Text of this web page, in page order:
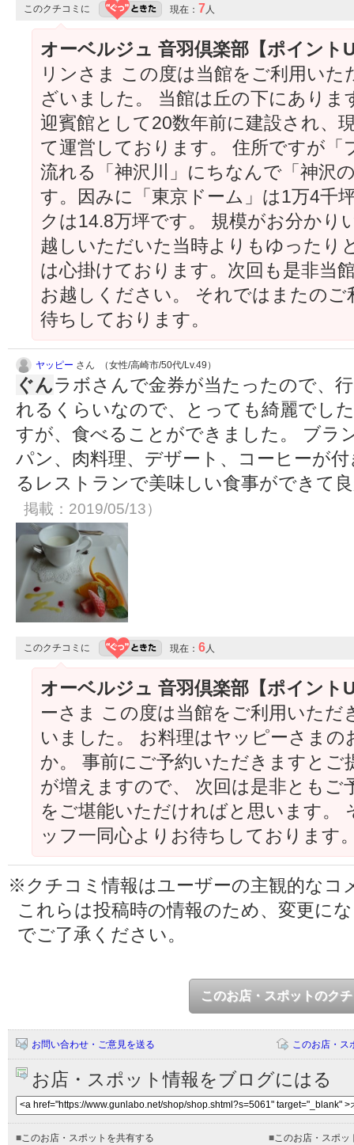
このクチコミに 現在： 7人
オーベルジュ 音羽倶楽部【ポイント
リンさま この度は当館をご利用い
ざいました。 当館は丘の下にありま
迎賓館として20数年前に建設され、
て運営しております。 住所ですが「
流れる「神沢川」にちなんで「神沢
す。因みに「東京ドーム」は1万4千
クは14.8万坪です。 規模がお分かり
越しいただいた当時よりもゆったり
は心掛けております。次回も是非当
お越しください。 それではまたの
待ちしております。
ヤッピー さん （女性/高崎市/50代/Lv.49）
ぐんラボさんで金券が当たったので、
れるくらいなので、とっても綺麗でし
すが、食べることができました。 ブラ
パン、肉料理、デザート、コーヒーが
るレストランで美味しい食事ができて
掲載：2019/05/13）
このクチコミに 現在： 6人
オーベルジュ 音羽倶楽部【ポイント
ーさま この度は当館をご利用いた
いました。 お料理はヤッピーさま
か。 事前にご予約いただきますとご
が増えますので、 次回は是非ともご
をご堪能いただければと思います。
ッフ一同心よりお待ちしております
※クチコミ情報はユーザーの主観的なコ
これらは投稿時の情報のため、変更に
でご了承ください。
このお店・スポットのク
お問い合わせ・ご意見を送る このお店・ス
お店・スポット情報をブログにはる
■このお店・スポットを共有する ■このお店・スポッ